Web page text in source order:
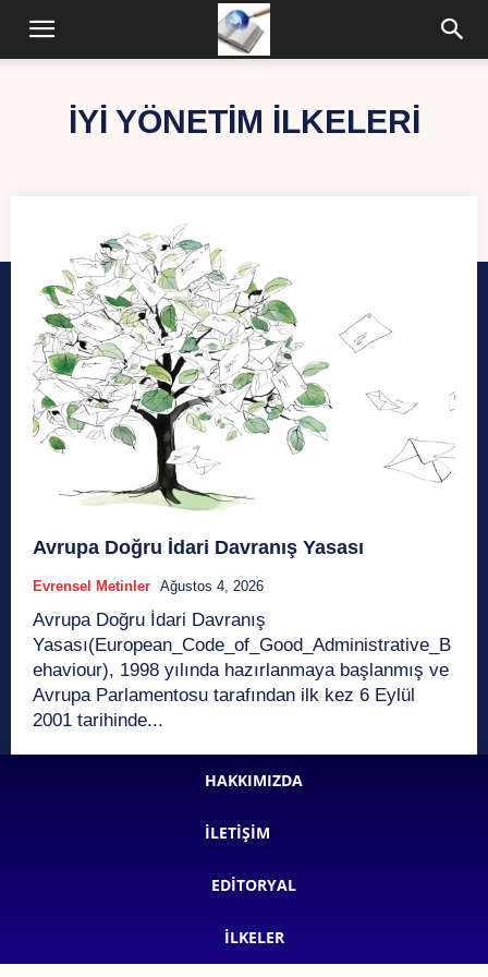
İYI YÖNETIM İLKELERI
Avrupa Doğru İdari Davranış Yasası
Evrensel Metinler Ağustos 4, 2026
Avrupa Doğru İdari Davranış
Yasası(European_Code_of_Good_Administrative_B
ehaviour), 1998 yılında hazırlanmaya başlanmış ve
Avrupa Parlamentosu tarafından ilk kez 6 Eylül
2001 tarihinde...
HAKKIMIZDA
İLETIŞIM
EDITORYAL
İLKELER